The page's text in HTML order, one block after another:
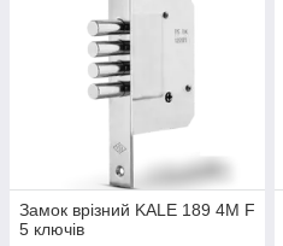
Замок врізний KALE 189 4M F
5 ключів